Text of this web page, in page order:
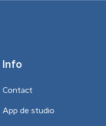
Info
Contact
App de studio